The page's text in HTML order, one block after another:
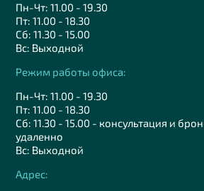
Пн-Чт: 11.00 - 19.30
Пт: 11.00 - 18.30
Сб: 11.30 - 15.00
Вс: Выходной
Режим работы офиса:
Пн-Чт: 11.00 - 19.30
Пт: 11.00 - 18.30
Сб: 11.30 - 15.00 - консультация и
удаленно
Вс: Выходной
Адрес: